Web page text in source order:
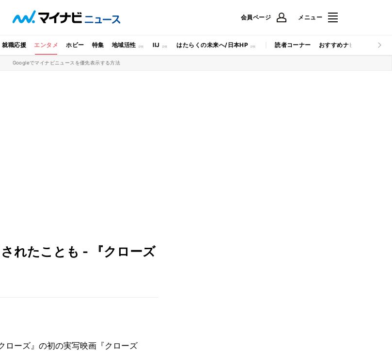
会員ページ メニュー
就職応援 エンタメ ホビー 特集 地域活性 IIJ はたらくの未来へ/日本HP 読者コーナー おすすめナビ マイナビ
Googleでマイナビニュースを優先表示する方法
れたことも - 『クローズ
ローズ』の初の実写映画『クローズ